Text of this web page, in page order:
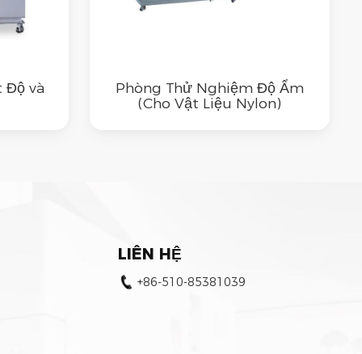
Độ và
Phòng Thử Nghiệm Độ Ẩm
(Cho Vật Liệu Nylon)
LIÊN HỆ
+86-510-85381039